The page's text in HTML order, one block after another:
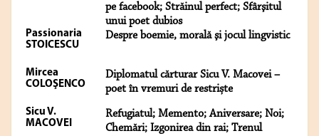
pe facebook; Străinul perfect; Sfârşitul
unui poet dubios
Passionaria
STOICESCU
Despre boemie, morală şi jocul lingvistic
Mircea
COLOŞENCO
Diplomatul cărturar Sicu V. Macovei –
poet în vremuri de restriște
Sicu V.
MACOVEI
Refugiatul; Memento; Aniversare; Noi;
Chemări; Izgonirea din rai; Trenul